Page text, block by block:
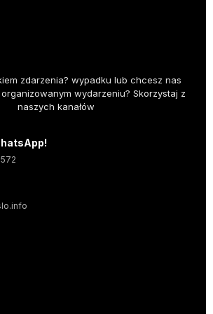
zdarzenia? wypadku lub chcesz nas
wydarzeniu? Skorzystaj z
naszych kanałów